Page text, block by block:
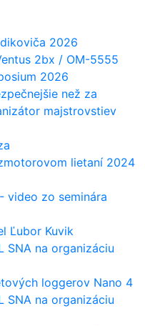
2026
2bx / OM-5555
2026
než za
majstrovstiev
lietaní 2024
video zo seminára
Ľubor Kuvik
SNA na organizáciu
loggerov Nano 4
SNA na organizáciu